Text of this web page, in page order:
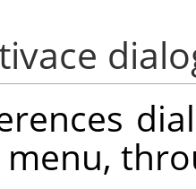
menu,